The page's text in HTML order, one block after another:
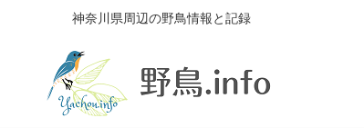
神奈川県周辺の野鳥情報と記録